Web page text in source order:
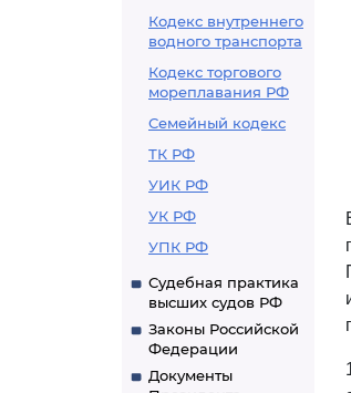
Кодекс внутреннего
водного транспорта
Кодекс торгового
мореплавания РФ
Семейный кодекс
ТК РФ
УИК РФ
УК РФ
УПК РФ
Судебная практика
высших судов РФ
Законы Российской
Федерации
Документы